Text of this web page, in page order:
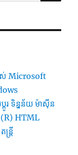
ស់ Microsoft
រ ទិន្នន័យ ម៉ាស៊ីន
HTML
ត្រី